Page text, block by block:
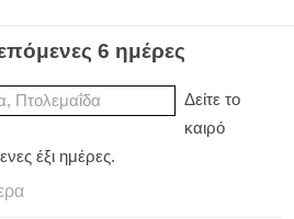
6 ημέρες
Δείτε το
καιρό
έξι ημέρες.